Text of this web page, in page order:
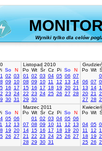
Wyniki tylko dla celów
So
N
02 03
09
10
16
17
23 24
30 31
Listopad 2010
Po Wt Śr Cz Pi So
N
01
02 03 04 05 06 07
08 09 10 11 12 13
14
15 16 17 18 19 20 21
22 23 24 25 26 27 28
29 30
Po Wt
06 07
13
14
20 21
27 28
So
N
05 06
12
13
19 20
26 27
Marzec 2011
Po Wt Śr Cz Pi So
N
01
02 03 04 05 06
07 08 09 10 11 12
13
14 15 16 17 18 19 20
21
22 23 24 25 26 27
28 29 30 31
Po Wt
04 05
11
12
18
19
25 26